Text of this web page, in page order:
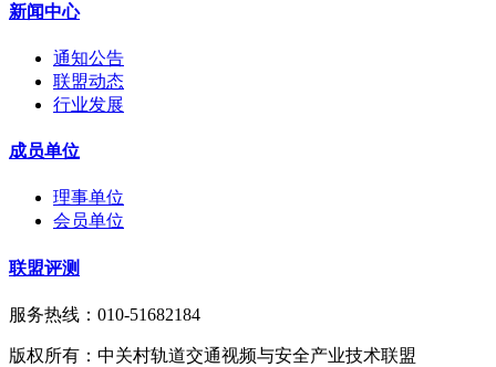
新闻中心
通知公告
联盟动态
行业发展
成员单位
理事单位
会员单位
联盟评测
服务热线：010-51682184
版权所有：中关村轨道交通视频与安全产业技术联盟